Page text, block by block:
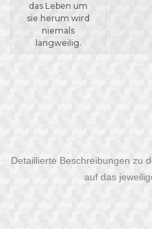
das Leben um
sie herum wird
niemals
langweilig.
Detaillierte Beschreibungen zu
auf das